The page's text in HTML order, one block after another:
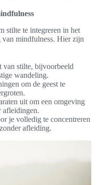
stilte te integreren in het
van mindfulness. Hier zijn
van stilte, bijvoorbeeld
wandeling.
om de geest te
uit om een omgeving
afleidingen.
je volledig te concentreren
afleiding.